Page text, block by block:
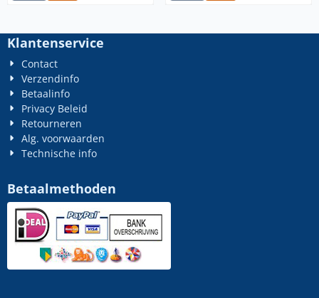
Klantenservice
Contact
Verzendinfo
Betaalinfo
Privacy Beleid
Retourneren
Alg. voorwaarden
Technische info
Betaalmethoden